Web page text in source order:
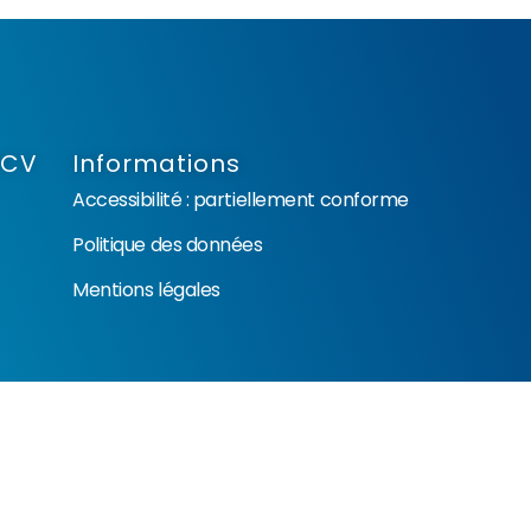
Informations
Accessibilité : partiellement conforme
Politique des données
Mentions légales